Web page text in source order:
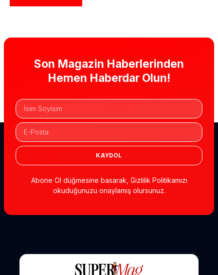
Son Magazin Haberlerinden
Hemen Haberdar Olun!
KAYDOL
Abone Ol düğmesine basarak, Gizlilik Politikamızı
okuduğunuzu onaylamış olursunuz.